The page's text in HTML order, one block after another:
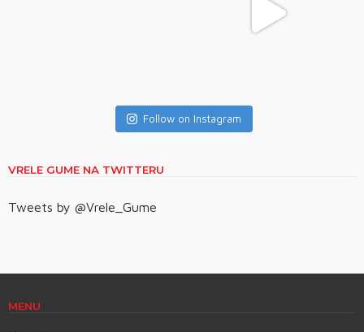
Follow on Instagram
VRELE GUME NA TWITTERU
Tweets by @Vrele_Gume
MENU